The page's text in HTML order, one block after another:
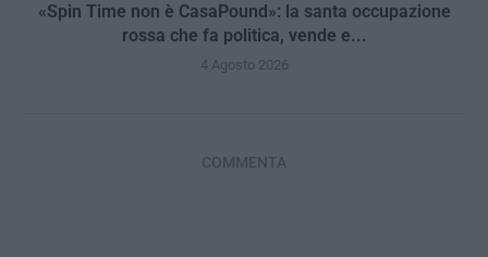
«Spin Time non è CasaPound»: la santa occupazione
rossa che fa politica, vende e...
4 Agosto 2026
COMMENTA